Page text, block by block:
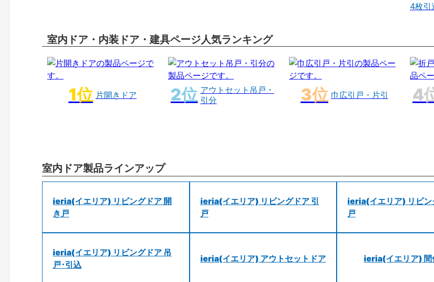
4枚引
室内ドア・内装ドア・建具ページ人気ランキング
片開きドア
アウトセット吊戸・
引分
巾広引戸・片引
室内ドア製品ラインアップ
ieria(イエリア) リビングドア 開
き戸
ieria(イエリア) リビングドア 引
戸
ieria(イエリア) リビン
戸
ieria(イエリア) リビングドア 吊
戸･引込
ieria(イエリア) アウトセットドア ieria(イエリア) 間